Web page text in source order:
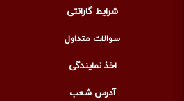
شرایط گارانتی
سوالات متداول
اخذ نمایندگی
آدرس شعب